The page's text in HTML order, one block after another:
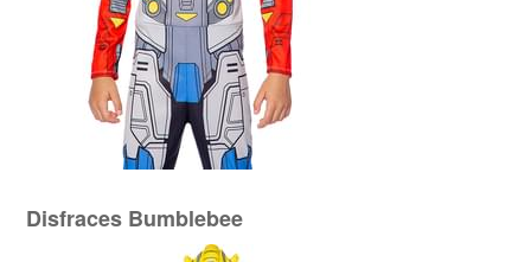
Disfraces Bumblebee